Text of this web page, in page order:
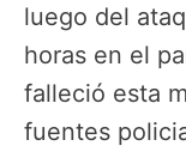
luego del
horas en el
falleció esta
fuentes